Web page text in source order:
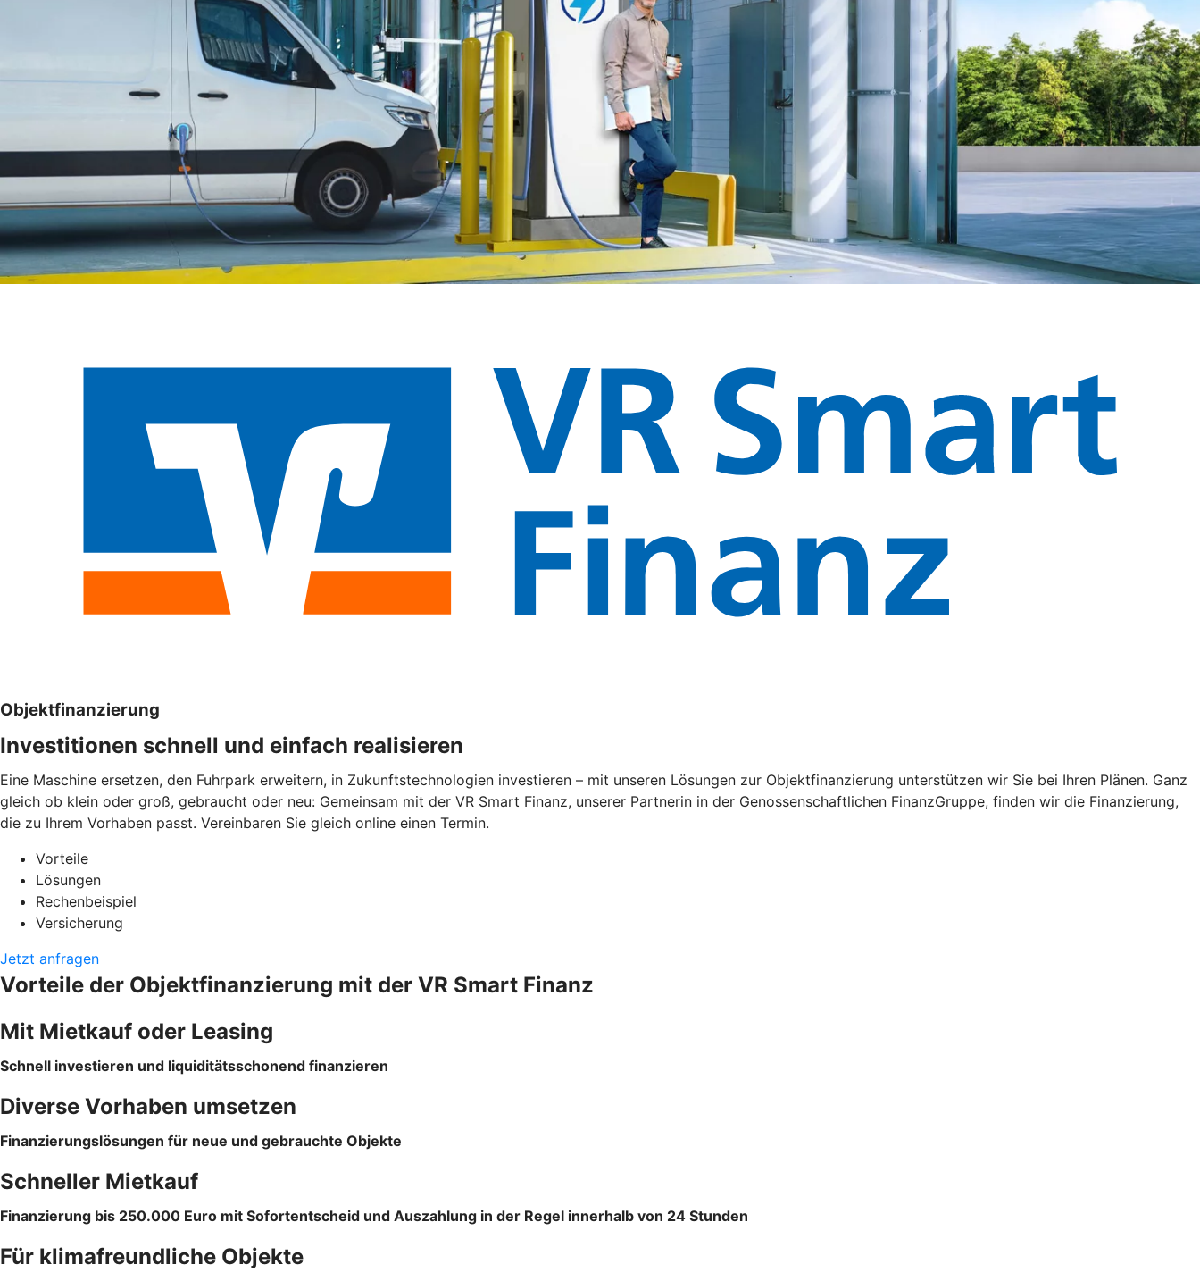
Objektfinanzierung
Investitionen schnell und einfach realisieren
Eine Maschine ersetzen, den Fuhrpark erweitern, in Zukunftstechnologien investieren – mit unseren Lösungen zur Objektfinanzierung unterstützen wir Sie bei Ihren Plänen. Ganz
gleich ob klein oder groß, gebraucht oder neu: Gemeinsam mit der VR Smart Finanz, unserer Partnerin in der Genossenschaftlichen FinanzGruppe, finden wir die Finanzierung,
die zu Ihrem Vorhaben passt. Vereinbaren Sie gleich online einen Termin.
Vorteile
Lösungen
Rechenbeispiel
Versicherung
Jetzt anfragen
Vorteile der Objektfinanzierung mit der VR Smart Finanz
Mit Mietkauf oder Leasing
Schnell investieren und liquiditätsschonend finanzieren
Diverse Vorhaben umsetzen
Finanzierungslösungen für neue und gebrauchte Objekte
Schneller Mietkauf
Finanzierung bis 250.000 Euro mit Sofortentscheid und Auszahlung in der Regel innerhalb von 24 Stunden
Für klimafreundliche Objekte